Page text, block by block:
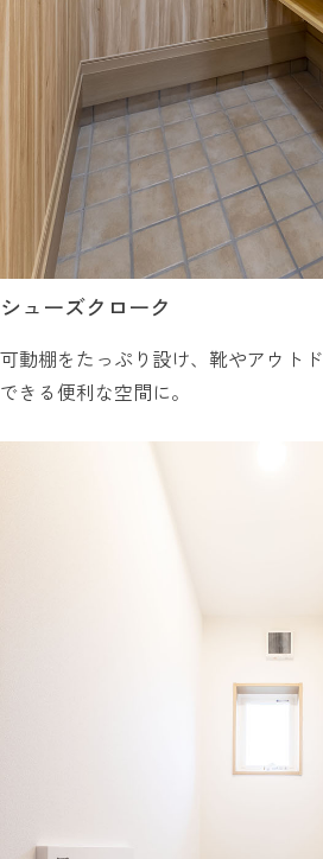
シューズクローク
可動棚をたっぷり設け、靴やアウト
できる便利な空間に。